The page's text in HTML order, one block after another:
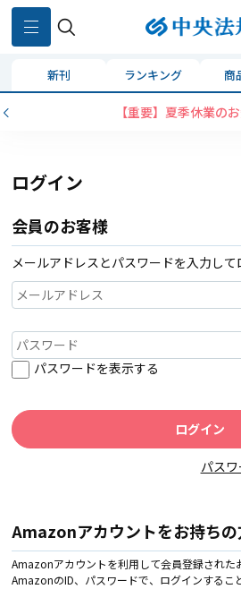
新刊 ランキング 商
【重要】夏季休業の
ログイン
会員のお客様
メールアドレスとパスワードを入力して
パスワードを表示する
パス
Amazonアカウントをお持ち
Amazonアカウントを利用して会員登録された
AmazonのID、パスワードで、ログインするこ